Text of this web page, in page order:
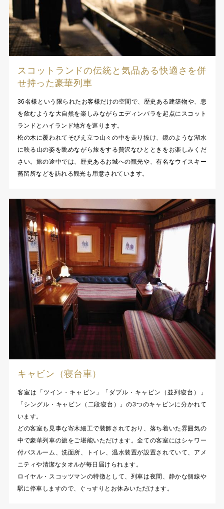
スコットランドの伝統と気品ある快適さを併
せ持った豪華列車
36名様という限られたお客様だけの空間で、歴史ある建築物や、息
を飲むような大自然を楽しみながらエディンバラを起点にスコット
ランドとハイランド地方を巡ります。
松の木に覆われてそびえ立つ山々の中を走り抜け、鏡のような湖水
に映る山の姿を眺めながら旅をする贅沢なひとときをお楽しみくだ
さい。旅の途中では、歴史あるお城への観光や、有名なウイスキー
蒸留所などを訪れる観光も用意されています。
キャビン（寝台車）
客室は「ツイン・キャビン」「ダブル・キャビン（並列寝台）」
「シングル・キャビン（二段寝台）」の3つのキャビンに分かれて
います。
どの客室も見事な寄木細工で装飾されており、落ち着いた雰囲気の
中で豪華列車の旅をご堪能いただけます。全ての客室にはシャワー
付バスルーム、洗面所、トイレ、温水装置が設置されていて、アメ
ニティや清潔なタオルが毎日届けられます。
ロイヤル・スコッツマンの特徴として、列車は夜間、静かな側線や
駅に停車しますので、ぐっすりとお休みいただけます。